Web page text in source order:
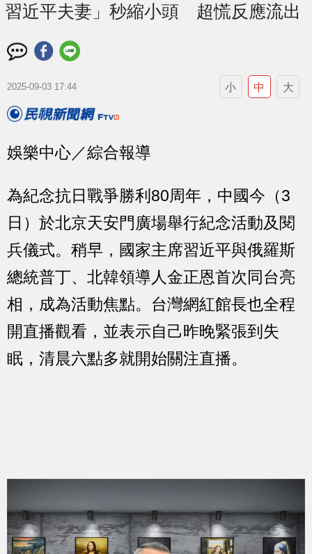
習近平夫妻」秒縮小頭 超慌反應流出
2025-09-03 17:44 小 中 大
娛樂中心／綜合報導
為紀念抗日戰爭勝利80周年，中國今（3
日）於北京天安門廣場舉行紀念活動及閱
兵儀式。稍早，國家主席習近平與俄羅斯
總統普丁、北韓領導人金正恩首次同台亮
相，成為活動焦點。台灣網紅館長也全程
開直播觀看，並表示自己昨晚緊張到失
眠，清晨六點多就開始關注直播。